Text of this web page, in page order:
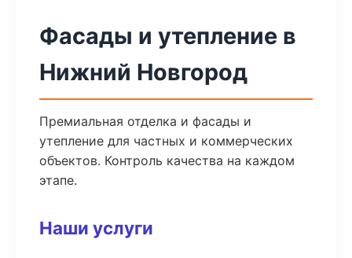
Фасады и утепление в
Нижний Новгород
Премиальная отделка и фасады и
утепление для частных и коммерческих
объектов. Контроль качества на каждом
этапе.
Наши услуги